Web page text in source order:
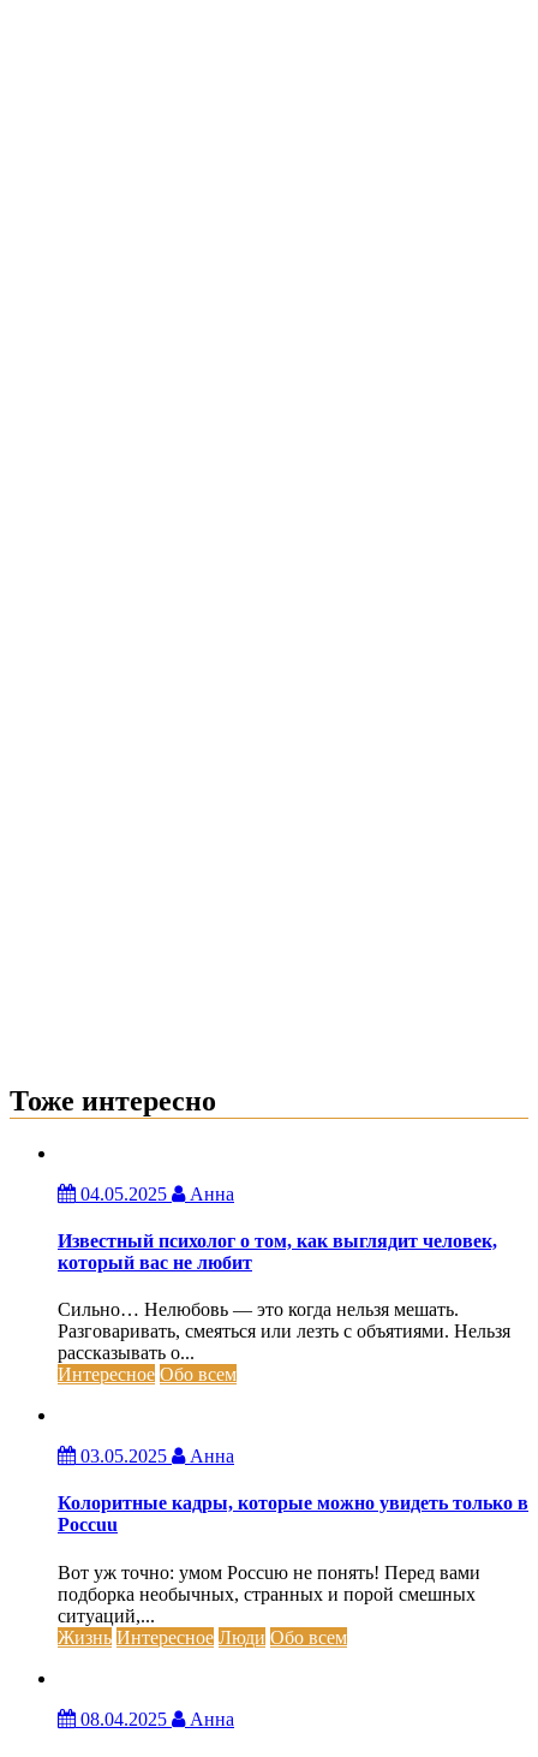
Тоже интересно
04.05.2025 Анна
Известный психолог о том, как выглядит человек,
который вас не любит
Сильно… Нелюбовь — это когда нельзя мешать.
Разговаривать, смеяться или лезть с объятиями. Нельзя
рассказывать о...
Интересное Обо всем
03.05.2025 Анна
Колоритные кадры, которые можно увидеть только в
Россuu
Вот уж точно: умом Россuю не понять! Перед вами
подборка необычных, странных и порой смешных
ситуаций,...
Жизнь Интересное Люди Обо всем
08.04.2025 Анна